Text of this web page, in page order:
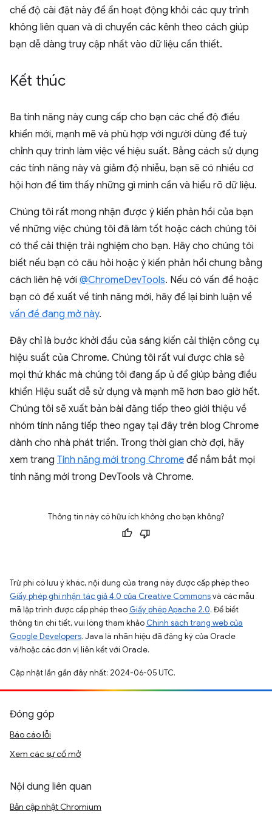
chế độ cài đặt này để ẩn hoạt động khỏi các quy trình
không liên quan và di chuyển các kênh theo cách giúp
bạn dễ dàng truy cập nhất vào dữ liệu cần thiết.
Kết thúc
Ba tính năng này cung cấp cho bạn các chế độ điều
khiển mới, mạnh mẽ và phù hợp với người dùng để tuỳ
chỉnh quy trình làm việc về hiệu suất. Bằng cách sử dụng
các tính năng này và giảm độ nhiễu, bạn sẽ có nhiều cơ
hội hơn để tìm thấy những gì mình cần và hiểu rõ dữ liệu.
Chúng tôi rất mong nhận được ý kiến phản hồi của bạn
về những việc chúng tôi đã làm tốt hoặc cách chúng tôi
có thể cải thiện trải nghiệm cho bạn. Hãy cho chúng tôi
biết nếu bạn có câu hỏi hoặc ý kiến phản hồi chung bằng
cách liên hệ với @ChromeDevTools. Nếu có vấn đề hoặc
bạn có đề xuất về tính năng mới, hãy để lại bình luận về
vấn đề đang mở này.
Đây chỉ là bước khởi đầu của sáng kiến cải thiện công cụ
hiệu suất của Chrome. Chúng tôi rất vui được chia sẻ
mọi thứ khác mà chúng tôi đang ấp ủ để giúp bảng điều
khiển Hiệu suất dễ sử dụng và mạnh mẽ hơn bao giờ hết.
Chúng tôi sẽ xuất bản bài đăng tiếp theo giới thiệu về
nhóm tính năng tiếp theo ngay tại đây trên blog Chrome
dành cho nhà phát triển. Trong thời gian chờ đợi, hãy
xem trang Tính năng mới trong Chrome để nắm bắt mọi
tính năng mới trong DevTools và Chrome.
Thông tin này có hữu ích không cho bạn không?
Trừ phi có lưu ý khác, nội dung của trang này được cấp phép theo
Giấy phép ghi nhận tác giả 4.0 của Creative Commonsvà các mẫu
mã lập trình được cấp phép theo Giấy phép Apache 2.0. Để biết
thông tin chi tiết, vui lòng tham khảo Chính sách trang web của
Google Developers. Java là nhãn hiệu đã đăng ký của Oracle
và/hoặc các đơn vị liên kết với Oracle.
Cập nhật lần gần đây nhất: 2024-06-05 UTC.
Đóng góp
Báo cáo lỗi
Xem các sự cố mở
Nội dung liên quan
Bản cập nhật Chromium